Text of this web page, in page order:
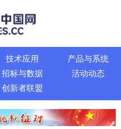
技术应用
产品与系统
招标与数据
活动动态
创新者联盟